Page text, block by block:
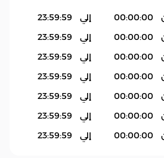
00:00:00 إلي
23:59:59
00:00:00 إلي
23:59:59
00:00:00 إلي
23:59:59
00:00:00 إلي
23:59:59
00:00:00 إلي
23:59:59
00:00:00 إلي
23:59:59
00:00:00 إلي 23:59:59